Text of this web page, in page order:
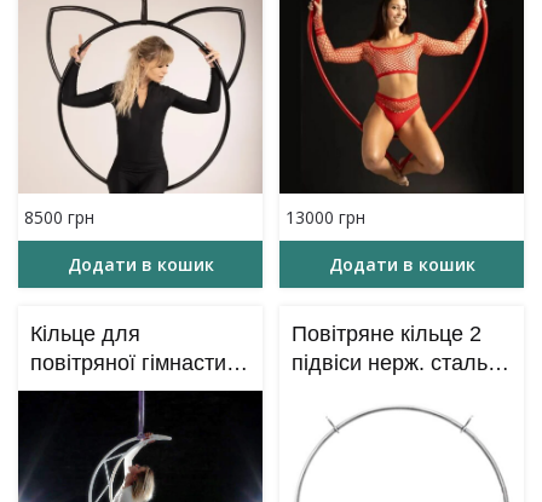
8500 грн
Додати в кошик
13000 грн
Додати в кошик
Кільце для
повітряної гімнастики
– форма місяця
(Aerial Moon Lyra)
Повітряне кільце 2
підвіси нерж. сталь –